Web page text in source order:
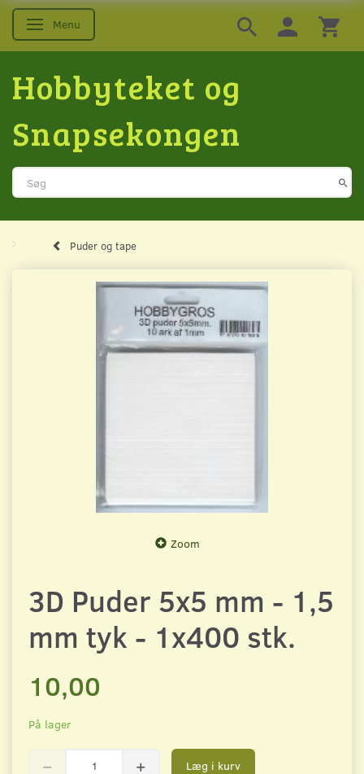
Skifte navigation
Menu
Hobbyteket og
Snapsekongen
Puder og tape
Zoom
3D Puder 5x5 mm - 1,5
mm tyk - 1x400 stk.
10,00
På lager
Læg i kurv